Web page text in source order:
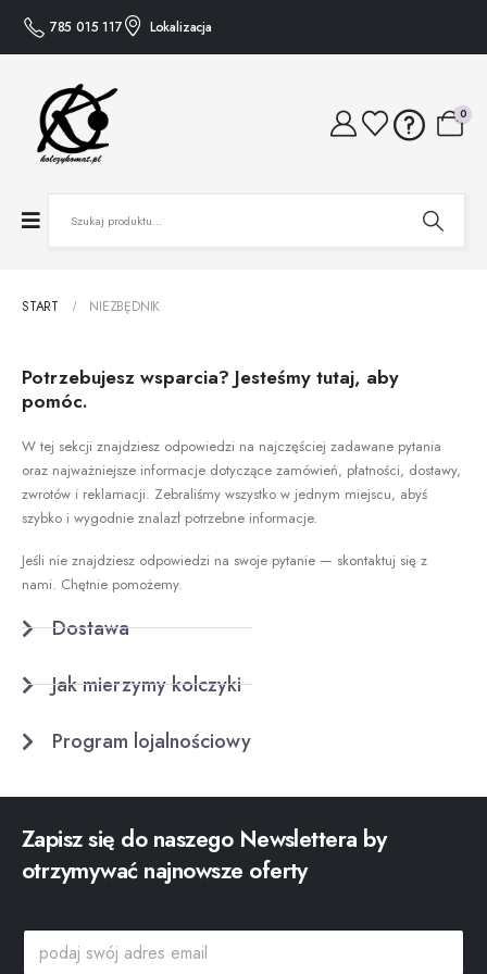
785 015 117 Lokalizacja
0
START NIEZBĘDNIK
Potrzebujesz wsparcia? Jesteśmy tutaj, aby
pomóc.
W tej sekcji znajdziesz odpowiedzi na najczęściej zadawane pytania
oraz najważniejsze informacje dotyczące zamówień, płatności, dostawy,
zwrotów i reklamacji. Zebraliśmy wszystko w jednym miejscu, abyś
szybko i wygodnie znalazł potrzebne informacje.
Jeśli nie znajdziesz odpowiedzi na swoje pytanie — skontaktuj się z
nami. Chętnie pomożemy.
Dostawa
Jak mierzymy kolczyki
Program lojalnościowy
Zapisz się do naszego Newslettera by
otrzymywać najnowsze oferty
p